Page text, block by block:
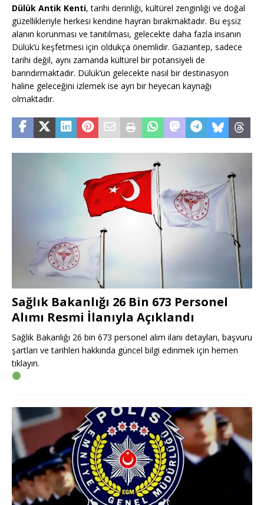
Dülük Antik Kenti, tarihi derinliği, kültürel zenginliği ve doğal
güzellikleriyle herkesi kendine hayran bırakmaktadır. Bu eşsiz
alanın korunması ve tanıtılması, gelecekte daha fazla insanın
Dülük’ü keşfetmesi için oldukça önemlidir. Gaziantep, sadece
tarihi değil, aynı zamanda kültürel bir potansiyeli de
barındırmaktadır. Dülük’ün gelecekte nasıl bir destinasyon
haline geleceğini izlemek ise ayrı bir heyecan kaynağı
olmaktadır.
Sağlık Bakanlığı 26 Bin 673 Personel
Alımı Resmi İlanıyla Açıklandı
Sağlık Bakanlığı 26 bin 673 personel alım ilanı detayları, başvuru
şartları ve tarihleri hakkında güncel bilgi edinmek için hemen
tıklayın.